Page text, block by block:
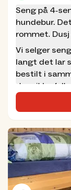
Seng på 4-
hundebur.
rommet.
Vi selger
langt det lar
bestilt i
dere ikke
andre bestille
inkluderer
og frokost
termos. Det
sovepose i
eller